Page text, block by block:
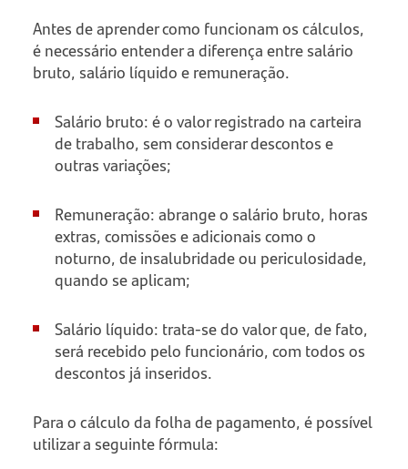
Antes de aprender como funcionam os cálculos,
é necessário entender a diferença entre salário
bruto, salário líquido e remuneração.
Salário bruto: é o valor registrado na carteira
de trabalho, sem considerar descontos e
outras variações;
Remuneração: abrange o salário bruto, horas
extras, comissões e adicionais como o
noturno, de insalubridade ou periculosidade,
quando se aplicam;
Salário líquido: trata-se do valor que, de fato,
será recebido pelo funcionário, com todos os
descontos já inseridos.
Para o cálculo da folha de pagamento, é possível
utilizar a seguinte fórmula: